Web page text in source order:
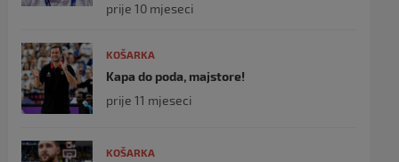
prije 10 mjeseci
KOŠARKA
Kapa do poda, majstore!
prije 11 mjeseci
KOŠARKA